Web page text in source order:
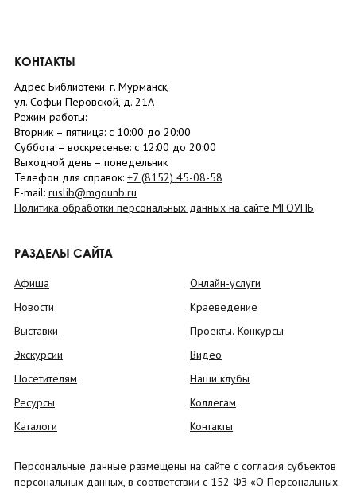
КОНТАКТЫ
Адрес Библиотеки: г. Мурманск,
ул. Софьи Перовской, д. 21А
Режим работы:
Вторник – пятница: с 10:00 до 20:00
Суббота – воскресенье: c 12:00 до 20:00
Выходной день – понедельник
Телефон для справок: +7 (8152) 45-08-58
E-mail: ruslib@mgounb.ru
Политика обработки персональных данных на сайте МГОУНБ
РАЗДЕЛЫ САЙТА
Афиша
Новости
Выставки
Экскурсии
Посетителям
Ресурсы
Каталоги
Онлайн-услуги
Краеведение
Проекты. Конкурсы
Видео
Наши клубы
Коллегам
Контакты
Персональные данные размещены на сайте с согласия субъектов
персональных данных, в соответствии с 152 ФЗ «О Персональных